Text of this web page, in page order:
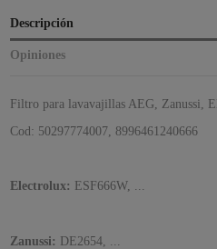
Descripción
Opiniones
Filtro para lavavajillas AEG, Zanussi,
Cod: 50297774007, 8996461240666
Electrolux: ESF666W, ...
Zanussi: DE2654, ...